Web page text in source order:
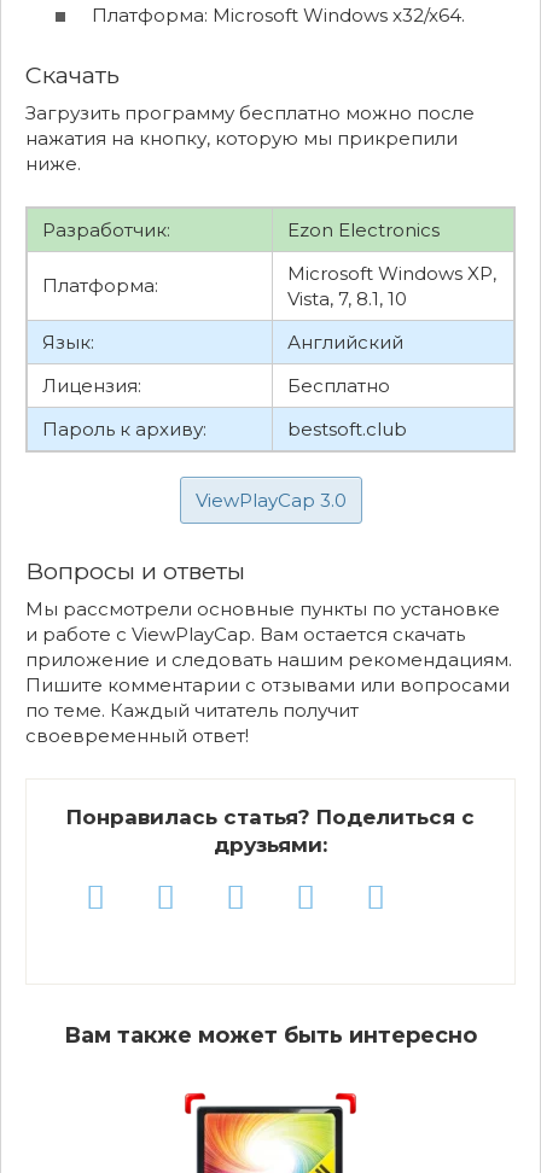
Платформа: Microsoft Windows x32/x64.
Скачать
Загрузить программу бесплатно можно после
нажатия на кнопку, которую мы прикрепили
ниже.
Разработчик: Ezon Electronics
Платформа:
Microsoft Windows XP,
Vista, 7, 8.1, 10
Язык:
Английский
Лицензия:
Бесплатно
Пароль к архиву:
bestsoft.club
ViewPlayCap 3.0
Вопросы и ответы
Мы рассмотрели основные пункты по установке
и работе с ViewPlayCap. Вам остается скачать
приложение и следовать нашим рекомендациям.
Пишите комментарии с отзывами или вопросами
по теме. Каждый читатель получит
своевременный ответ!
Понравилась статья? Поделиться с
друзьями:
Вам также может быть интересно